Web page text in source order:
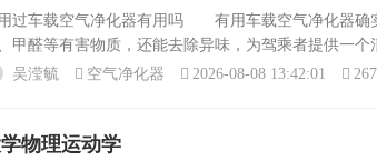
过车载空气净化器有用吗 有用车载空气净化器确
甲醛等有害物质，还能去除异味，为驾乘者提供一个
作用：清除细菌：能有效杀死和摧毁空气中、物体表
吴滢毓 空气净化器 2026-08-08 13:42:01 267
物理运动学